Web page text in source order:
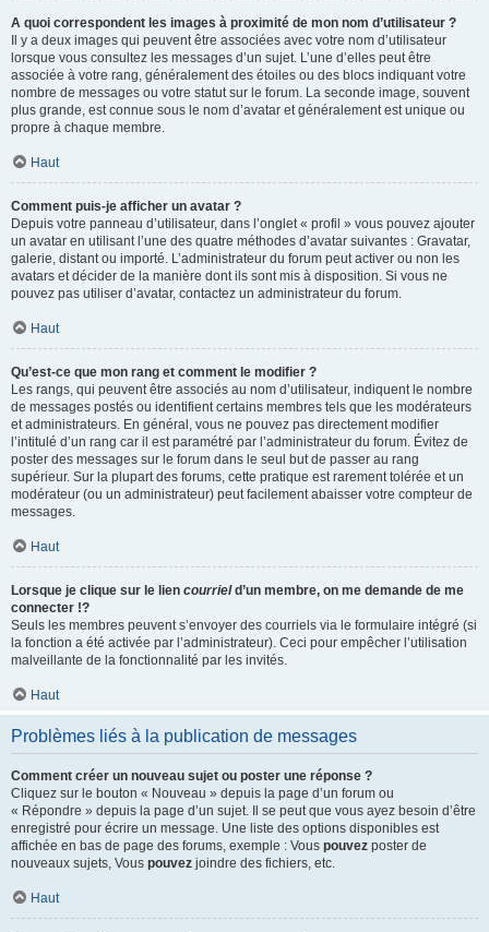
A quoi correspondent les images à proximité de mon nom d’utilisateur ?
Il y a deux images qui peuvent être associées avec votre nom d’utilisateur
lorsque vous consultez les messages d’un sujet. L’une d’elles peut être
associée à votre rang, généralement des étoiles ou des blocs indiquant votre
nombre de messages ou votre statut sur le forum. La seconde image, souvent
plus grande, est connue sous le nom d’avatar et généralement est unique ou
propre à chaque membre.
Haut
Comment puis-je afficher un avatar ?
Depuis votre panneau d’utilisateur, dans l’onglet « profil » vous pouvez ajouter
un avatar en utilisant l’une des quatre méthodes d’avatar suivantes : Gravatar,
galerie, distant ou importé. L’administrateur du forum peut activer ou non les
avatars et décider de la manière dont ils sont mis à disposition. Si vous ne
pouvez pas utiliser d’avatar, contactez un administrateur du forum.
Haut
Qu’est-ce que mon rang et comment le modifier ?
Les rangs, qui peuvent être associés au nom d’utilisateur, indiquent le nombre
de messages postés ou identifient certains membres tels que les modérateurs
et administrateurs. En général, vous ne pouvez pas directement modifier
l’intitulé d’un rang car il est paramétré par l’administrateur du forum. Évitez de
poster des messages sur le forum dans le seul but de passer au rang
supérieur. Sur la plupart des forums, cette pratique est rarement tolérée et un
modérateur (ou un administrateur) peut facilement abaisser votre compteur de
messages.
Haut
Lorsque je clique sur le lien courrield’un membre, on me demande de me
connecter !?
Seuls les membres peuvent s’envoyer des courriels via le formulaire intégré (si
la fonction a été activée par l’administrateur). Ceci pour empêcher l’utilisation
malveillante de la fonctionnalité par les invités.
Haut
Problèmes liés à la publication de messages
Comment créer un nouveau sujet ou poster une réponse ?
Cliquez sur le bouton « Nouveau » depuis la page d’un forum ou
« Répondre » depuis la page d’un sujet. Il se peut que vous ayez besoin d’être
enregistré pour écrire un message. Une liste des options disponibles est
affichée en bas de page des forums, exemple : Vous pouvez poster de
nouveaux sujets, Vous pouvez joindre des fichiers, etc.
Haut